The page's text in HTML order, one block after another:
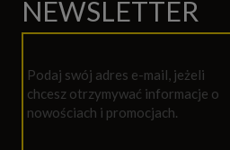
NEWSLETTER
Podaj swój adres e-mail, jeżeli
chcesz otrzymywać informacje o
nowościach i promocjach.